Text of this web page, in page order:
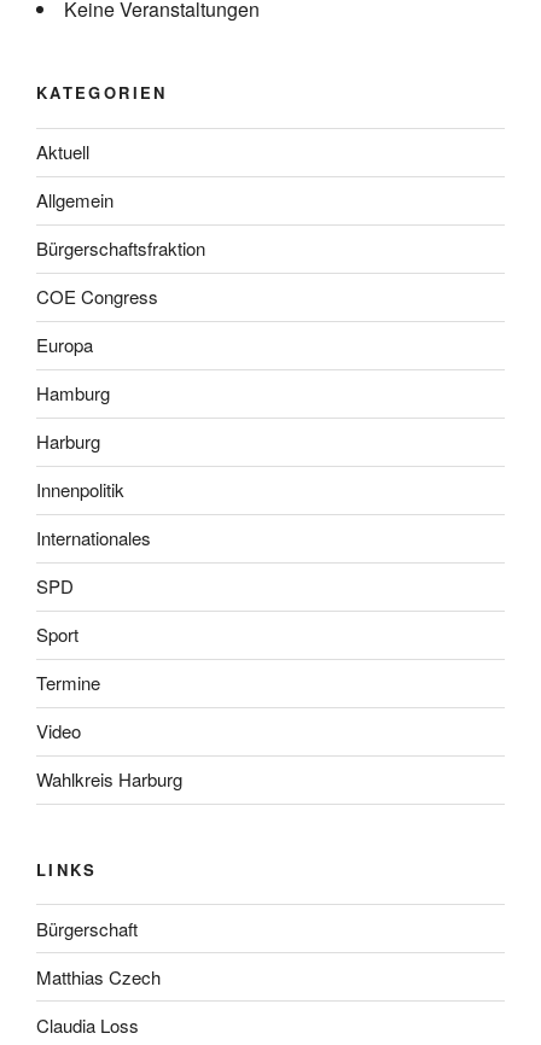
Keine Veranstaltungen
KATEGORIEN
Aktuell
Allgemein
Bürgerschaftsfraktion
COE Congress
Europa
Hamburg
Harburg
Innenpolitik
Internationales
SPD
Sport
Termine
Video
Wahlkreis Harburg
LINKS
Bürgerschaft
Matthias Czech
Claudia Loss